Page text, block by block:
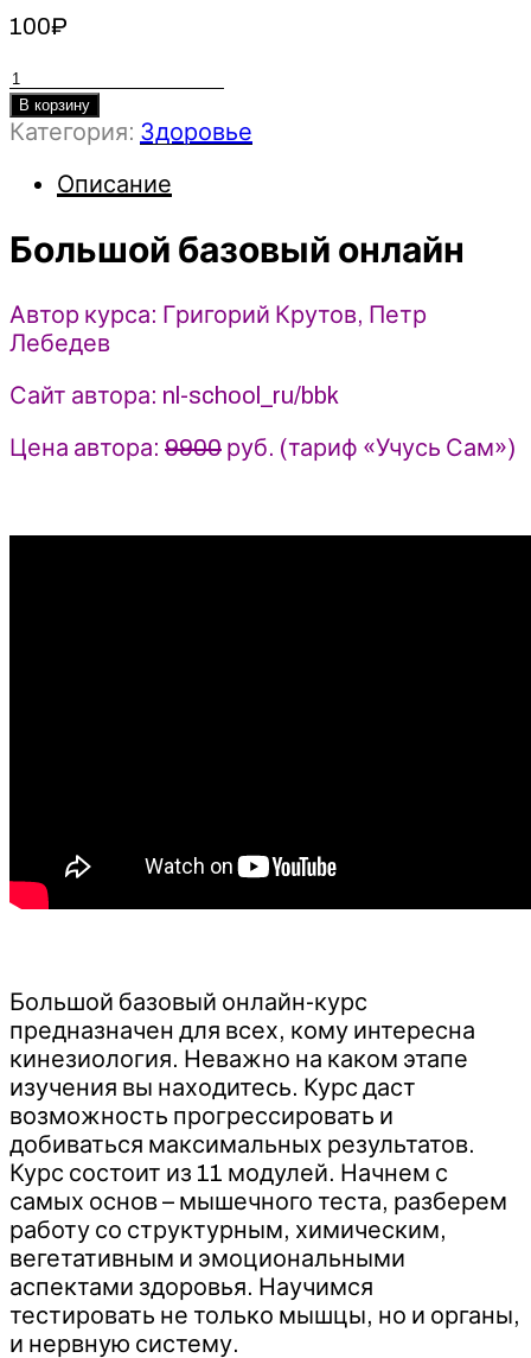
100₽
Количество
товара
Большой
онлайн
Григорий
Петр
Лебедев
(2023)
В корзину
Категория: Здоровье
Описание
Большой базовый онлайн
Автор курса: Григорий Крутов, Петр
Лебедев
Сайт автора: nl-school_ru/bbk
Цена автора: 9900 руб. (тариф «Учусь Сам»)
Большой базовый онлайн-курс
предназначен для всех, кому интересна
кинезиология. Неважно на каком этапе
изучения вы находитесь. Курс даст
возможность прогрессировать и
добиваться максимальных результатов.
Курс состоит из 11 модулей. Начнем с
самых основ – мышечного теста, разберем
работу со структурным, химическим,
вегетативным и эмоциональными
аспектами здоровья. Научимся
тестировать не только мышцы, но и органы,
и нервную систему.